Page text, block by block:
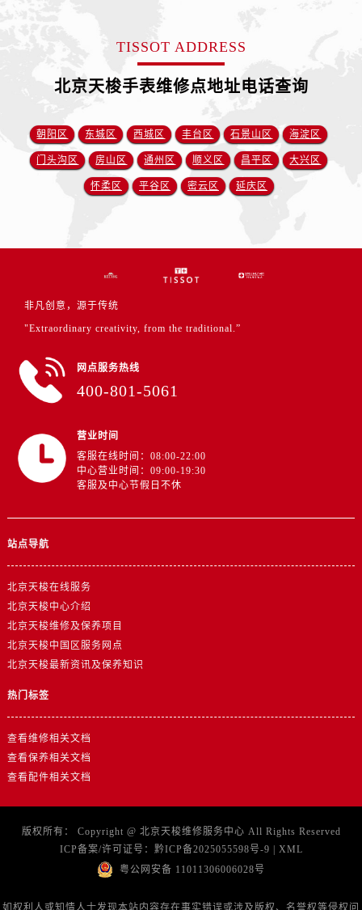
TISSOT ADDRESS
北京天梭手表维修点地址电话查询
朝阳区 东城区 西城区 丰台区 石景山区 海淀区
门头沟区 房山区 通州区 顺义区 昌平区 大兴区
怀柔区 平谷区 密云区 延庆区
非凡创意，源于传统
"Extraordinary creativity, from the traditional.”
网点服务热线
400-801-5061
营业时间
客服在线时间：08:00-22:00
中心营业时间：09:00-19:30
客服及中心节假日不休
站点导航
北京天梭在线服务
北京天梭中心介绍
北京天梭维修及保养项目
北京天梭中国区服务网点
北京天梭最新资讯及保养知识
热门标签
查看维修相关文档
查看保养相关文档
查看配件相关文档
版权所有： Copyright @ 北京天梭维修服务中心 All Rights Reserved
ICP备案/许可证号： 黔ICP备2025055598号-9
XML
粤公网安备 11011306006028号